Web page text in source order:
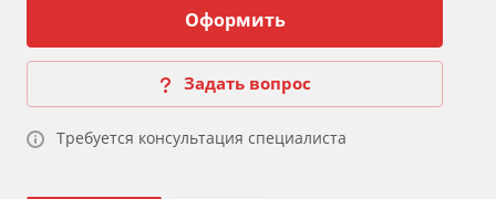
Оформить
Задать вопрос
Требуется консультация специалиста